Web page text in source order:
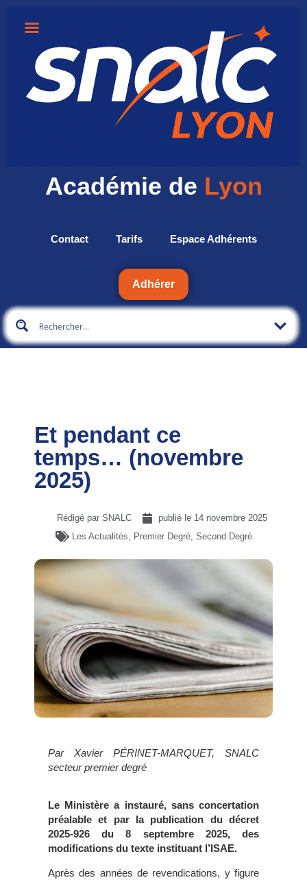
Académie de Lyon
Contact Tarifs Espace Adhérents
Adhérer
Et pendant ce
temps… (novembre
2025)
Rédigé par SNALC publié le 14 novembre 2025
Les Actualités, Premier Degré, Second Degré
Par Xavier PÉRINET-MARQUET, SNALC
secteur premier degré
Le Ministère a instauré, sans concertation
préalable et par la publication du décret
2025-926 du 8 septembre 2025, des
modifications du texte instituant l’ISAE.
Après des années de revendications, y figure